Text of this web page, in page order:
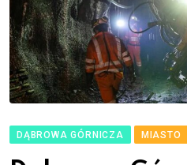
DĄBROWA GÓRNICZA MIASTO